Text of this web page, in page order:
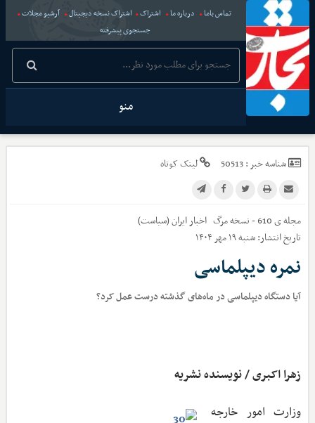
تماس باما درباره ما اشتراک اشتراک نسخه دیجیتال
آرشیو مجلات
جستجوی پیشرفته
منو
شناسه خبر :50513 لینک کوتاه
مجله ی 610 - نسخه مرگ اخبارایران (سیاست)
تاریخ انتشار:شنبه ۱۹ مهر ۱۴۰۴
نمره دیپلماسی
آیا دستگاه دیپلماسی در ماه‌های گذشته درست عمل کرد؟
زهرا اکبری / نویسنده نشریه
وزارت امور خارجه